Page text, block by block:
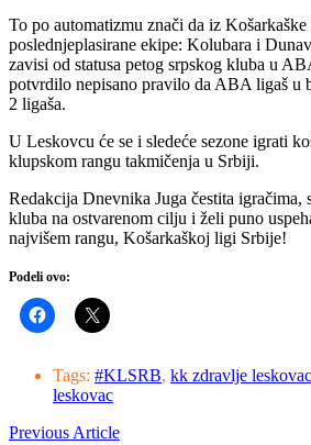
To po automatizmu znači da iz
poslednjeplasirane ekipe: Kolubara i
zavisi od statusa petog srpskog kluba u
potvrdilo nepisano pravilo da ABA ligaš u
2 ligaša.
U Leskovcu će se i sledeće sezone igrati
klupskom rangu takmičenja u Srbiji.
Redakcija Dnevnika Juga čestita igračima,
kluba na ostvarenom cilju i želi puno
najvišem rangu, Košarkaškoj ligi Srbije!
Podeli ovo:
Tags: #KLSRB, kk zdravlje leskovac
leskovac
Previous Article